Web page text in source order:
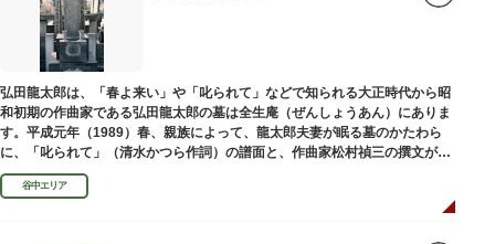
弘田龍太郎は、「春よ来い」や「叱られて」などで知られる大正時代から昭
和初期の作曲家である弘田龍太郎の墓は全生庵（ぜんしょうあん）にありま
す。平成元年（1989）春、親族によって、龍太郎夫妻が眠る墓のかたわら
に、「叱られて」（清水かつら作詞）の譜面と、作曲家松村禎三の撰文が浮
き彫りされる碑が建立されました。
谷中エリア